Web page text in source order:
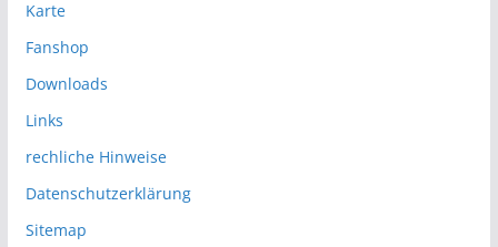
Karte
Fanshop
Downloads
Links
rechliche Hinweise
Datenschutzerklärung
Sitemap